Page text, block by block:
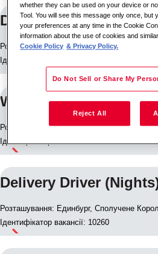
Delivery Driver
Розташування: Walsall, Сполучене
Ідентифікатор вакансії: 10239
Warehouse Operative
Розташування: Harwich, Сполучене
Ідентифікатор вакансії: 10235
Delivery Driver
Розташування: Единбург, Сполучене
Ідентифікатор вакансії: 10260
whether they can be used on your device or
Tool. You will see this message only once, but
your preferences at any time in the Cookie
information about the use of cookies and
Cookie Policy & Privacy Policy.
Do Not Sell or Share My
Reject All